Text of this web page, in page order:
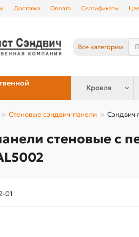
Доставка Оплата Сертификаты
Все категории
Кровля
Стеновые сэндвич-панели Сэндвич
стеновые с
01